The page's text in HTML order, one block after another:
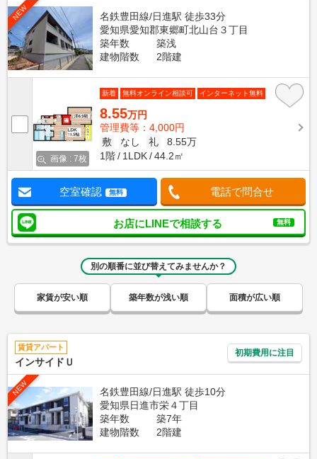
NEW
名鉄豊田線/日進駅 徒歩33分
愛知県愛知郡東郷町北山台３丁目
築年数
築浅
建物階数
2階建
画像 : 7枚
新着 無料オンライン相談可 インターネット無料
8.55万円
管理費等：4,000円
敷
なし 礼
8.55万
1階
1LDK 44.2㎡
空室確認 無料 電話で問合せ
お店にLINEで相談する 無料
別の順番に並び替えてみませんか？
家賃が安い順 築年数が浅い順 面積が広い順
賃貸アパート
インサイドＵ
初期費用に注目
NEW
名鉄豊田線/日進駅 徒歩10分
愛知県日進市栄４丁目
築年数
築7年
建物階数
2階建